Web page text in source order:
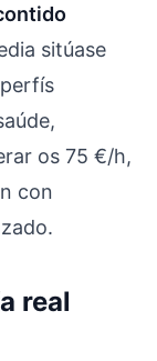
sitúase
os 75 €/h,
con
real